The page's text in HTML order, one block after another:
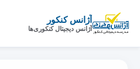
محتوای
اصلی
آژانس کنکور
آژانس دیجیتال کنکوری‌ها